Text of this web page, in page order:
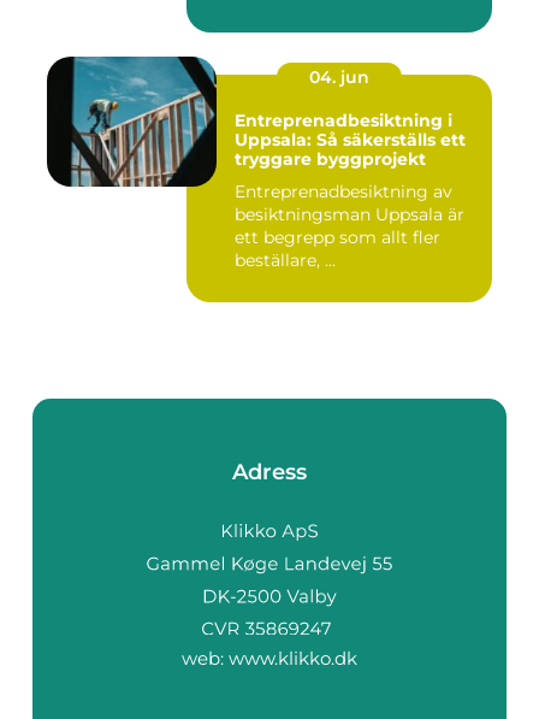
04. jun
Entreprenadbesiktning i
Uppsala: Så säkerställs ett
tryggare byggprojekt
Entreprenadbesiktning av
besiktningsman Uppsala är
ett begrepp som allt fler
beställare, ...
Adress
web: www.klikko.dk